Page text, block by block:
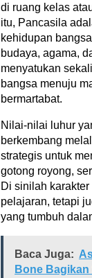
di ruang kelas
itu, Pancasila
kehidupan
budaya, agama,
menyatukan
bangsa menuju
bermartabat.
Nilai-nilai luhur
berkembang
strategis untuk
gotong royong,
Di sinilah
pelajaran, tetapi
yang tumbuh
Baca Juga:
Bone